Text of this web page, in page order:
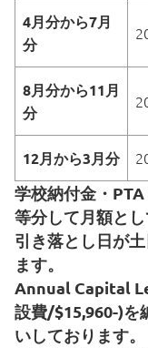
4月分から7月
分
8月分から11月
分
12月から3月分
学校納付金・
等分して月額とし
引き落とし日が
ます。
Annual Capital
設費/$15,960-)を
いしております。